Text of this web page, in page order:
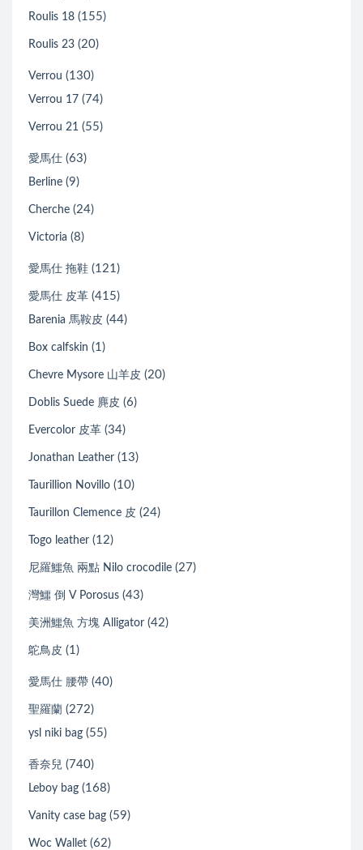
Roulis 18 (155)
Roulis 23 (20)
Verrou (130)
Verrou 17 (74)
Verrou 21 (55)
愛馬仕 (63)
Berline (9)
Cherche (24)
Victoria (8)
愛馬仕 拖鞋 (121)
愛馬仕 皮革 (415)
Barenia 馬鞍皮 (44)
Box calfskin (1)
Chevre Mysore 山羊皮 (20)
Doblis Suede 麂皮 (6)
Evercolor 皮革 (34)
Jonathan Leather (13)
Taurillion Novillo (10)
Taurillon Clemence 皮 (24)
Togo leather (12)
尼羅鱷魚 兩點 Nilo crocodile (27)
灣鱷 倒 V Porosus (43)
美洲鱷魚 方塊 Alligator (42)
鴕鳥皮 (1)
愛馬仕 腰帶 (40)
聖羅蘭 (272)
ysl niki bag (55)
香奈兒 (740)
Leboy bag (168)
Vanity case bag (59)
Woc Wallet (62)